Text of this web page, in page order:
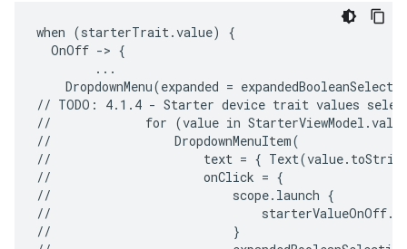
when (starterTrait.value) {
  OnOff -> {
        ...
DropdownMenu(expanded =
// TODO: 4.1.4 - Starter device trait values
//             for (value in
//                 DropdownMenuItem(
//                     text = {
//                     onClick = {
//                         scope.launch {
//                             starterValueOnOff.value
//                         }